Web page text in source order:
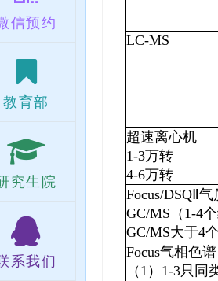
信预约
教育部
究生院
系我们
LC-MS
超速离心机
1-3万转
4-6万转
Focus/DSQⅡ 气
GC/MS （ 1-4
GC/MS大于4
Focus气相色谱
（ 1 ） 1-3只同